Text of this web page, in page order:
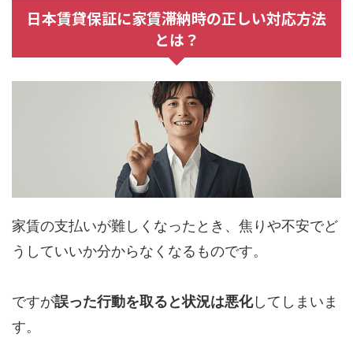
日本賃貸保証に家賃滞納時の正しい対応方法
とは？
家賃の支払いが難しくなったとき、焦りや不安でど
うしていいか分からなくなるものです。
ですが誤った行動を取ると状況は悪化してしまいま
す。